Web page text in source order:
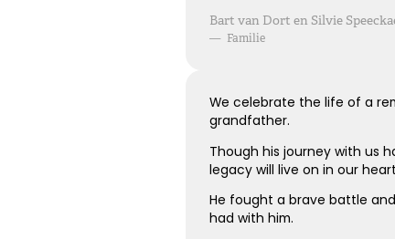
Bart van Dort en Silvie
— Familie
We celebrate the life of a
grandfather.
Though his journey with us
legacy will live on in our
He fought a brave battle
had with him.